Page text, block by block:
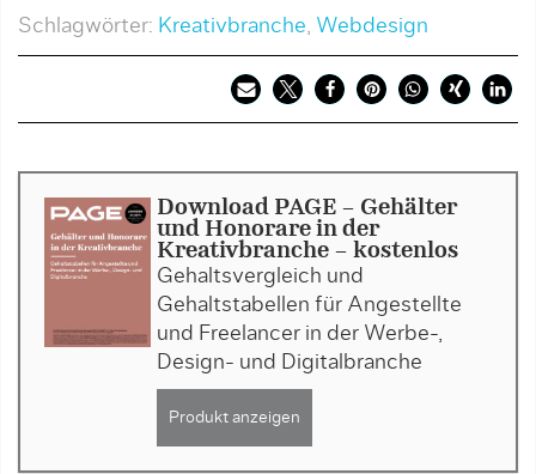
Schlagwörter: Kreativbranche, Webdesign
Download PAGE - Gehälter
und Honorare in der
Kreativbranche - kostenlos
Gehaltsvergleich und
Gehaltstabellen für Angestellte
und Freelancer in der Werbe-,
Design- und Digitalbranche
Produkt anzeigen